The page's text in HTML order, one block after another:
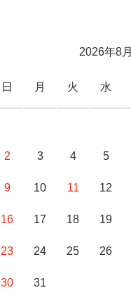
2026年8月
日 月 火 水
2 3 4 5
9 10 11 12
16 17 18 19
23 24 25 26
30 31